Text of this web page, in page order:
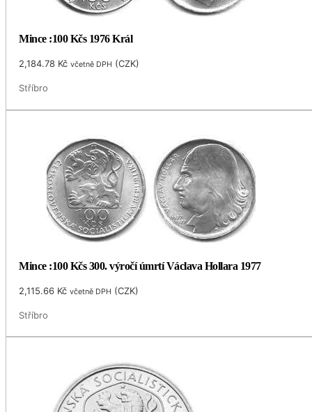
Mince :100 Kčs 1976 Král
2,184.78 Kč včetně DPH (CZK)
Stříbro
Mince :100 Kčs 300. výročí úmrtí Václava Hollara 1977
2,115.66 Kč včetně DPH (CZK)
Stříbro